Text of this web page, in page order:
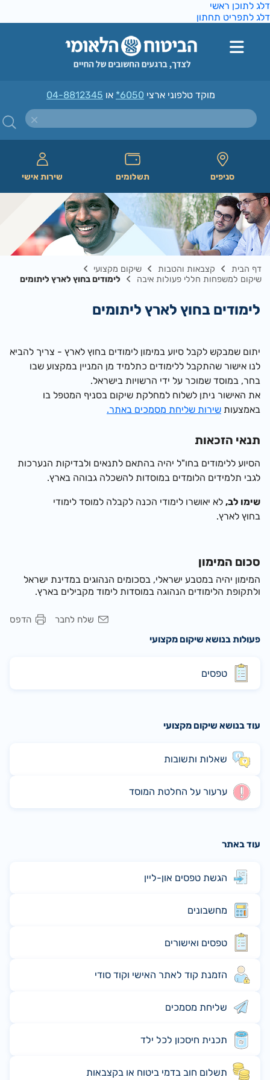
לתוכן ראשי
לתפריט תחתון
מוקד טלפוני ארצי*6050או04-8812345
סניפים תשלומים שירות אישי
דף הבית קצבאות והטבות
שיקום מקצועי
שיקום למשפחות חללי פעולות איבה
לימודים בחוץ לארץ ליתומים
לימודים בחוץ לארץ ליתומים
​יתום שמבקשלקבל סיוע במימון לימודים בחוץ לארץ - צריך להביא
לנו אישור שהתקבל ללימודים כתלמיד מן המניין במקצוע שבו
בחר, במוסד שמוכר על ידי הרשויות בישראל.
את האישור ניתן לשלוח למחלקת שיקום בסניף המטפל בו
באמצעותשירות שליחת מסמכים באתר.
תנאי הזכאות
הסיוע ללימודים בחו"ל יהיה בהתאם לתנאים ולבדיקות הנערכות
לגבי תלמידים הלומדים במוסדות להשכלה גבוהה בארץ.
שימו לב,לא יאושרו לימודי הכנה לקבלה למוסד לימודי
בחוץ לארץ.
סכום המימון
המימון יהיה במטבע ישראלי, בסכומים הנהוגים במדינת ישראל
ולתקופת הלימודים הנהוגה במוסדות לימוד מקבילים בארץ.
הדפס
שלח לחבר
פעולות בנושא שיקום מקצועי
טפסים
עוד בנושא שיקום מקצועי
שאלות ותשובות
ערעור על החלטת המוסד
עוד באתר
הגשת טפסים און-ליין
מחשבונים
טפסים ואישורים
הזמנת קוד לאתר האישי וקוד סודי
שליחת מסמכים
תכנית חיסכון לכל ילד
תשלום חוב בדמי ביטוח או בקצבאות